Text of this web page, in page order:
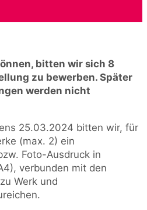
bitten wir sich 8
zu bewerben. Später
werden nicht
25.03.2024 bitten wir, für
(max. 2) ein
Foto-Ausdruck in
verbunden mit den
Werk und